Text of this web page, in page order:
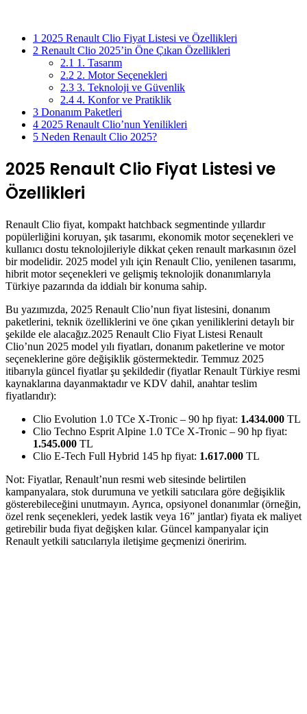
1 2025 Renault Clio Fiyat Listesi ve Özellikleri
2 Renault Clio 2025’in Öne Çıkan Özellikleri
2.1 1. Tasarım
2.2 2. Motor Seçenekleri
2.3 3. Teknoloji ve Güvenlik
2.4 4. Konfor ve Pratiklik
3 Donanım Paketleri
4 2025 Renault Clio’nun Yenilikleri
5 Neden Renault Clio 2025?
2025 Renault Clio Fiyat Listesi ve
Özellikleri
Renault Clio fiyat, kompakt hatchback segmentinde yıllardır
popülerliğini koruyan, şık tasarımı, ekonomik motor seçenekleri ve
kullanıcı dostu teknolojileriyle dikkat çeken renault markasının özel
bir modelidir. 2025 model yılı için Renault Clio, yenilenen tasarımı,
hibrit motor seçenekleri ve gelişmiş teknolojik donanımlarıyla
Türkiye pazarında da iddialı bir konuma sahip.
Bu yazımızda, 2025 Renault Clio’nun fiyat listesini, donanım
paketlerini, teknik özelliklerini ve öne çıkan yeniliklerini detaylı bir
şekilde ele alacağız.2025 Renault Clio Fiyat Listesi Renault
Clio’nun 2025 model yılı fiyatları, donanım paketlerine ve motor
seçeneklerine göre değişiklik göstermektedir. Temmuz 2025
itibarıyla güncel fiyatlar şu şekildedir (fiyatlar Renault Türkiye resmi
kaynaklarına dayanmaktadır ve KDV dahil, anahtar teslim
fiyatlarıdır):
Clio Evolution 1.0 TCe X-Tronic – 90 hp fiyat: 1.434.000 TL
Clio Techno Esprit Alpine 1.0 TCe X-Tronic – 90 hp fiyat:
1.545.000 TL
Clio E-Tech Full Hybrid 145 hp fiyat: 1.617.000 TL
Not: Fiyatlar, Renault’nun resmi web sitesinde belirtilen
kampanyalara, stok durumuna ve yetkili satıcılara göre değişiklik
gösterebileceğini unutmayın. Ayrıca, opsiyonel donanımlar (örneğin,
özel renk seçenekleri, yedek lastik veya 16” jantlar) fiyata ek maliyet
getirebilir buda fiyat değişken kılar. Güncel kampanyalar için
Renault yetkili satıcılarıyla iletişime geçmenizi öneririm.